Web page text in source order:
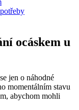
ocáskem u
jen o náhodné
momentálním stavu
abychom mohli